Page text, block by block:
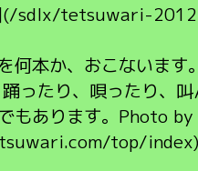
sdlx/tetsuwari-
何本か、おこないます
ったり、唄ったり、
もあります。Photo
top/index)